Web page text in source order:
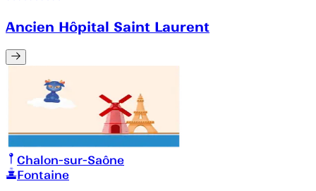
Ancien Hôpital Saint Laurent
Chalon-sur-Saône
Fontaine